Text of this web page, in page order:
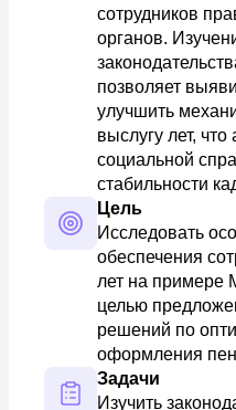
сотрудников
органов.
позволяет
улучшить
выслугу лет,
социальной
стабильности
Цель
Исследовать
обеспечения
лет на примере
целью
решений по
оформления
Задачи
Изучить